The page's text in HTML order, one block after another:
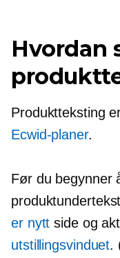
Hvordan
Produktteksting
Ecwid-planer.
Før du begynner
er nytt side og
utstillingsvinduet.